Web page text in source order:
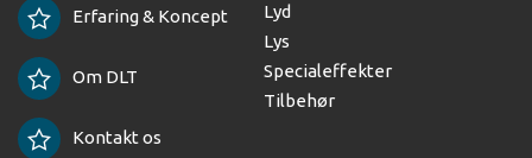
Erfaring & Koncept
Om DLT
Kontakt os
Lyd
Lys
Specialeffekter
Tilbehør